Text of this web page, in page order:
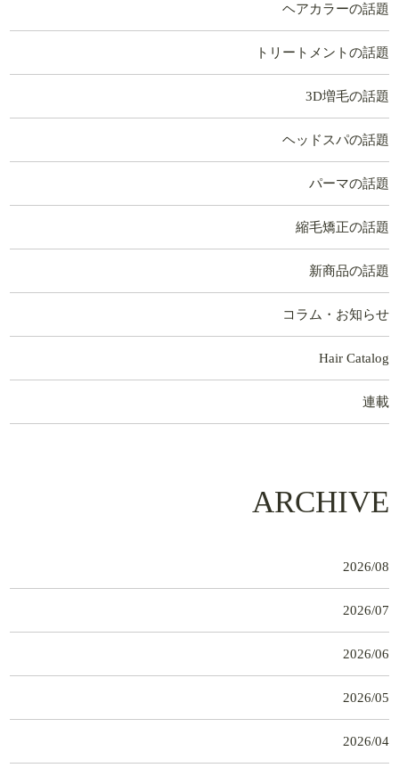
ヘアカラーの話題
トリートメントの話題
3D増毛の話題
ヘッドスパの話題
パーマの話題
縮毛矯正の話題
新商品の話題
コラム・お知らせ
Hair Catalog
連載
ARCHIVE
2026/08
2026/07
2026/06
2026/05
2026/04